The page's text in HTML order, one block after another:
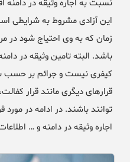
نسبت به اجاره وثیقه در دامنه
این آزادی مشروط به شرایطی
زمان که به وی احتیاج شود در
باشد. البته تامین وثیقه در
کیفری نیست و جرائم بر حسب
قرارهای دیگری مانند قرار
توانند باشند. در ادامه در مورد
اجاره وثیقه در دامنه و …